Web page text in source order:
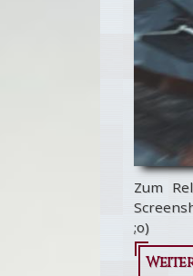
Zum
;o)